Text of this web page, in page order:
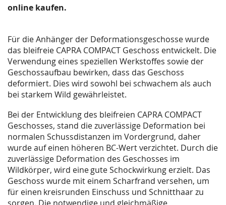
online kaufen.
Für die Anhänger der Deformationsgeschosse wurde
das bleifreie CAPRA COMPACT Geschoss entwickelt. Die
Verwendung eines speziellen Werkstoffes sowie der
Geschossaufbau bewirken, dass das Geschoss
deformiert. Dies wird sowohl bei schwachem als auch
bei starkem Wild gewährleistet.
Bei der Entwicklung des bleifreien CAPRA COMPACT
Geschosses, stand die zuverlässige Deformation bei
normalen Schussdistanzen im Vordergrund, daher
wurde auf einen höheren BC-Wert verzichtet. Durch die
zuverlässige Deformation des Geschosses im
Wildkörper, wird einegute Schockwirkung erzielt. Das
Geschoss wurde mit einem Scharfrand versehen, um
für einen kreisrunden Einschuss und Schnitthaar zu